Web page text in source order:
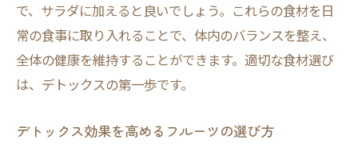
で、サラダに加えると良いでしょう。これらの食材を日
常の食事に取り入れることで、体内のバランスを整え、
全体の健康を維持することができます。適切な食材選び
は、デトックスの第一歩です。
デトックス効果を高めるフルーツの選び方